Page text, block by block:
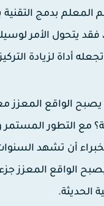
المعلم بدمج
يتحول الأمر
أداة لزيادة
الواقع المعزز
التطور المستمر
أن تشهد
الواقع المعزز جزءاً